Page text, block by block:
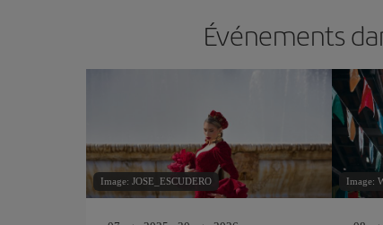
Événements
Image: JOSE_ESCUDERO Image: